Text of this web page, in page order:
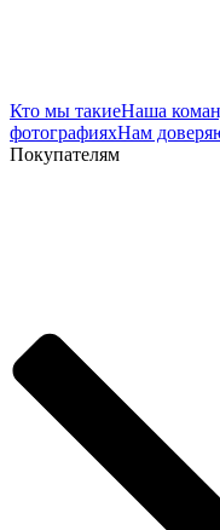
Кто мы такиеНаша
фотографияхНам
Покупателям